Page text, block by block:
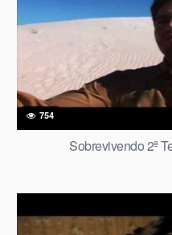
754
Sobrevivendo 2ª